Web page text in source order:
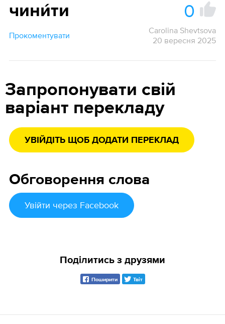
чини́ти 0
Прокоментувати
Carolina Shevtsova
20 вересня 2025
Запропонувати свій
варіант перекладу
УВІЙДІТЬ ЩОБ ДОДАТИ ПЕРЕКЛАД
Обговорення слова
Увійти через Facebook
Поділитись з друзями
Поширити Твіт